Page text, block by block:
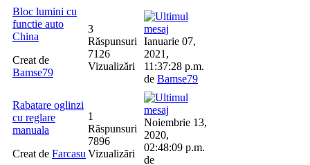
Bloc lumini cu
functie auto
China
Creat de
Bamse79
3
Răspunsuri
7126
Vizualizări
Ianuarie 07,
2021,
11:37:28 p.m.
de Bamse79
Rabatare oglinzi
cu reglare
manuala
Creat de Farcasu
1
Răspunsuri
7896
Vizualizări
Noiembrie 13,
2020,
02:48:09 p.m.
de